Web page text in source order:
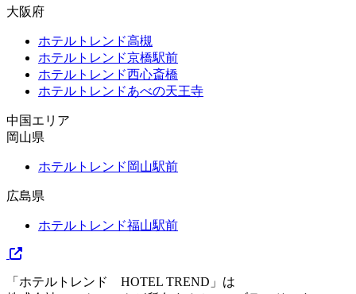
大阪府
ホテルトレンド高槻
ホテルトレンド京橋駅前
ホテルトレンド西心斎橋
ホテルトレンドあべの天王寺
中国エリア
岡山県
ホテルトレンド岡山駅前
広島県
ホテルトレンド福山駅前
「ホテルトレンド HOTEL TREND」は